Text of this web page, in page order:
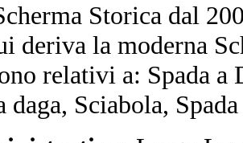
Storica dal
deriva la moderna
relativi a: Spada a
daga, Sciabola,